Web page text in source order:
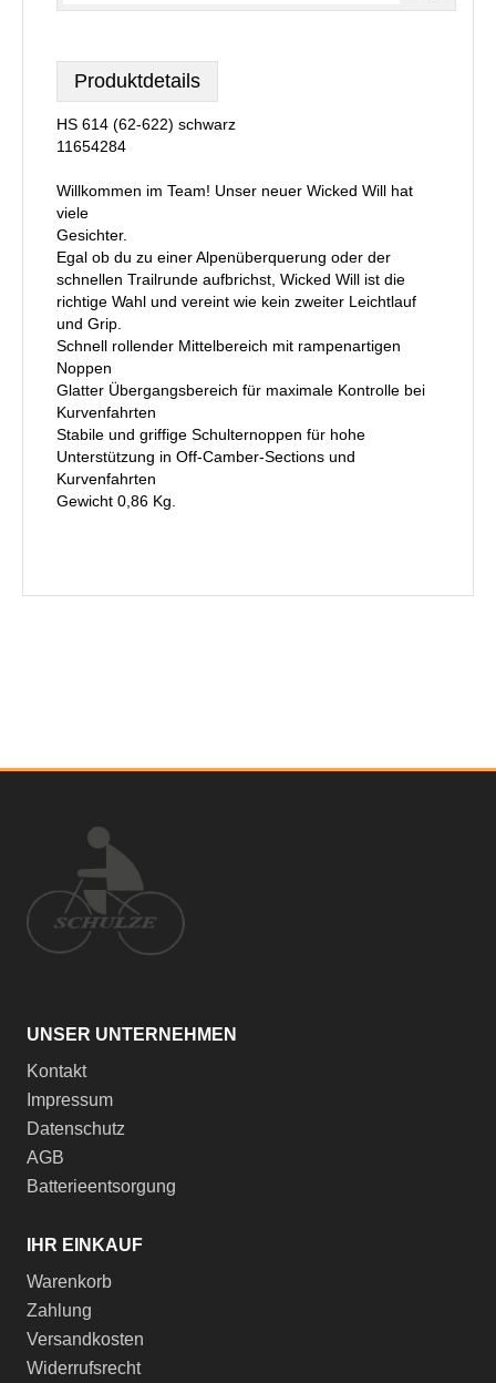
Produktdetails
HS 614 (62-622) schwarz
11654284
Willkommen im Team! Unser neuer Wicked Will hat
viele
Gesichter.
Egal ob du zu einer Alpenüberquerung oder der
schnellen Trailrunde aufbrichst, Wicked Will ist die
richtige Wahl und vereint wie kein zweiter Leichtlauf
und Grip.
Schnell rollender Mittelbereich mit rampenartigen
Noppen
Glatter Übergangsbereich für maximale Kontrolle bei
Kurvenfahrten
Stabile und griffige Schulternoppen für hohe
Unterstützung in Off-Camber-Sections und
Kurvenfahrten
Gewicht 0,86 Kg.
UNSER UNTERNEHMEN
Kontakt
Impressum
Datenschutz
AGB
Batterieentsorgung
IHR EINKAUF
Warenkorb
Zahlung
Versandkosten
Widerrufsrecht